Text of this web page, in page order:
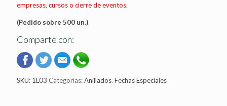
empresas, cursos o cierre de eventos.
(Pedido sobre 500 un.)
Comparte con:
SKU: 1L03 Categorías:Anillados, Fechas Especiales